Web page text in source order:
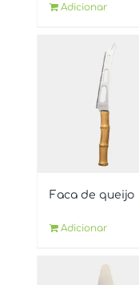
Adicionar
Faca de queijo
Adicionar